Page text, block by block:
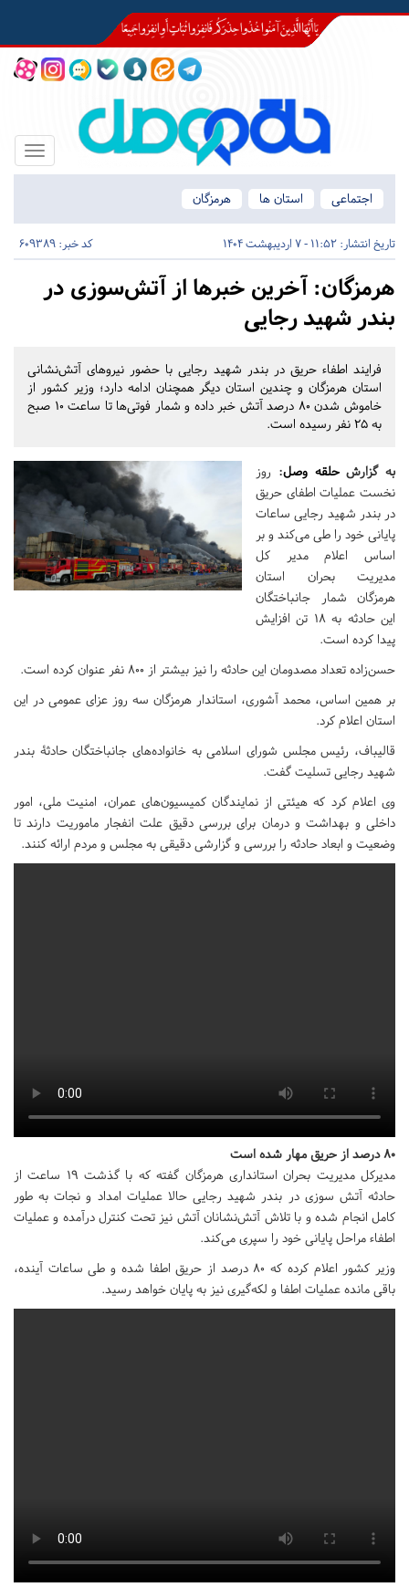
Toggle
اجتماعی
استان ها هرمزگان
تاریخ انتشار: 11:52 - 7 اردیبهشت 1404 کد خبر: 609389
هرمزگان: آخرین خبرها از آتش‌سوزی در
بندر شهید رجایی
فرایند اطفاء حریق در بندر شهید رجایی با حضور نیروهای آتش‌نشانی
استان هرمزگان و چندین استان دیگر همچنان ادامه دارد؛ وزیر کشور از
خاموش شدن 80 درصد آتش خبر داده و شمار فوتی‌ها تا ساعت 10 صبح
به 25 نفر رسیده است.
به گزارشحلقه وصل: روز
نخست عملیات اطفای حریق
در بندر شهید رجایی ساعات
پایانی خود را طی می‌کند و بر
اساس اعلام مدیر کل
مدیریت بحران استان
هرمزگان شمار جانباختگان
این حادثه به 18 تن افزایش
پیدا کرده است.
حسن‌زاده تعداد مصدومان این حادثه را نیز بیشتر از 800 نفر عنوان کرده است.
بر همین اساس، محمد آشوری، استاندار هرمزگان سه روز عزای عمومی در این
استان اعلام کرد.
قالیباف، رئیس مجلس شورای اسلامی به خانواده‌های جانباختگان حادثۀ بندر
شهید رجایی تسلیت گفت.
وی اعلام کرد که هیئتی از نمایندگان کمیسیون‌های عمران، امنیت ملی، امور
داخلی و بهداشت و درمان برای بررسی دقیق علت انفجار ماموریت دارند تا
وضعیت و ابعاد حادثه را بررسی و گزارشی دقیقی به مجلس و مردم ارائه کنند.
۸۰ درصد از حریق مهار شده است
مدیرکل مدیریت بحران استانداری هرمزگان گفته که با گذشت ۱۹ ساعت از
حادثه آتش سوزی در بندر شهید رجایی حالا عملیات امداد و نجات به طور
کامل انجام شده و با تلاش آتش‌نشانان آتش نیز تحت کنترل درآمده و عملیات
اطفاء مراحل پایانی خود را سپری می‌کند.
وزیر کشور اعلام کرده که 80 درصد از حریق اطفا شده و طی ساعات آینده،
باقی مانده عملیات اطفا و لکه‌گیری نیز به پایان خواهد رسید.